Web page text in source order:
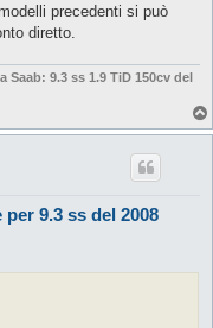
precedenti si può
diretto.
Saab: 9.3 ss 1.9 TiD 150cv del
9.3 ss del 2008